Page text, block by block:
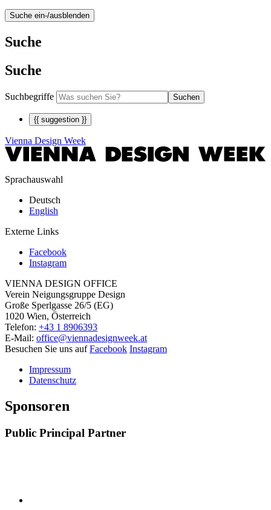
Suche ein-/ausblenden
Suche
Suche
Suchbegriffe Suchen
{{ suggestion }}
Vienna Design Week
Sprachauswahl
Deutsch
English
Externe Links
Facebook
Instagram
VIENNA DESIGN OFFICE
Verein Neigungsgruppe Design
Große Sperlgasse 26/5 (EG)
1020 Wien, Österreich
Telefon: +43 1 8906393
E-Mail: office@viennadesignweek.at
Besuchen Sie uns aufFacebook Instagram
Impressum
Datenschutz
Sponsoren
Public Principal Partner